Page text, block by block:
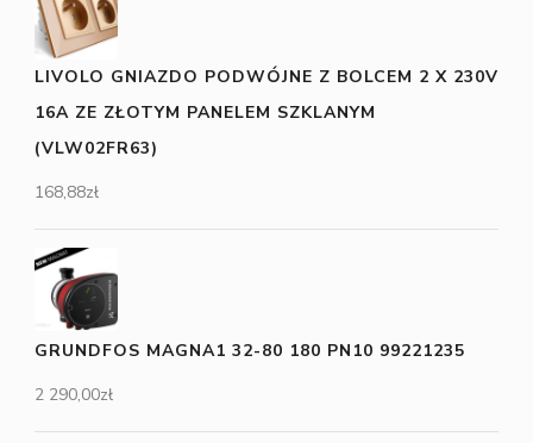
LIVOLO GNIAZDO PODWÓJNE Z BOLCEM 2 X 230V
16A ZE ZŁOTYM PANELEM SZKLANYM
(VLW02FR63)
168,88zł
GRUNDFOS MAGNA1 32-80 180 PN10 99221235
2 290,00zł